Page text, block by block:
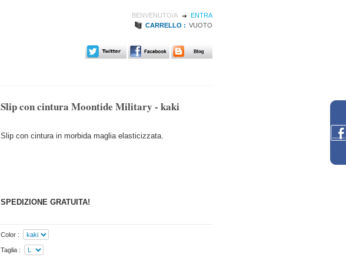
BENVENUTO/A
ENTRA
CARRELLO : VUOTO
Slip con cintura Moontide Military - kaki
Slip con cintura in morbida maglia elasticizzata.
SPEDIZIONE GRATUITA!
Color :
Taglia :